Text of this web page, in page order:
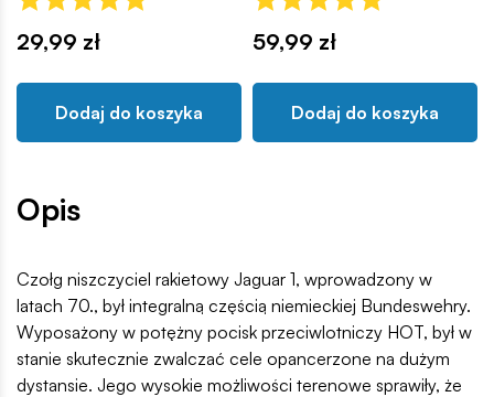
29,99 zł
Dodaj do koszyka
59,99 zł
Dodaj do koszyka
Opis
Czołg niszczyciel rakietowy Jaguar 1, wprowadzony w
latach 70., był integralną częścią niemieckiej Bundeswehry.
Wyposażony w potężny pocisk przeciwlotniczy HOT, był w
stanie skutecznie zwalczać cele opancerzone na dużym
dystansie. Jego wysokie możliwości terenowe sprawiły, że